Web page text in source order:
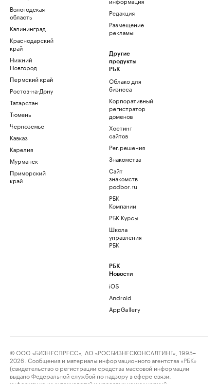
Вологодская
область
Калининград
Краснодарский
край
Нижний
Новгород
Пермский край
Ростов-на-Дону
Татарстан
Тюмень
Черноземье
Кавказ
Карелия
Мурманск
Приморский
край
Редакция
Размещение
рекламы
Другие
продукты
РБК
Облако для
бизнеса
Корпоративный
регистратор
доменов
Хостинг
сайтов
Рег.решения
Знакомства
Сайт
знакомств
podbor.ru
РБК
Компании
РБК Курсы
Школа
управления
РБК
РБК
Новости
iOS
Android
AppGallery
© ООО «БИЗНЕСПРЕСС», АО «РОСБИЗНЕСКОНСАЛТИНГ», 1995–
2026. Сообщения и материалы информационного агентства «РБК»
(свидетельство о регистрации средства массовой информации
выдано Федеральной службой по надзору в сфере связи,